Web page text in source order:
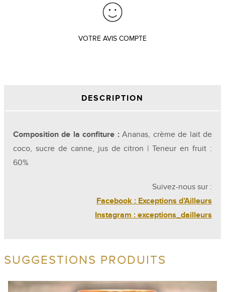
VOTRE AVIS COMPTE
DESCRIPTION
Composition de la confiture : Ananas, crème de lait de
coco, sucre de canne, jus de citron | Teneur en fruit :
60%
Suivez-nous sur :
Facebook : Exceptions d’Ailleurs
Instagram : exceptions_dailleurs
SUGGESTIONS PRODUITS